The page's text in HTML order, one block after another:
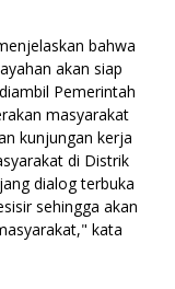
bahwa
akan siap
Pemerintah
masyarakat
kunjungan kerja
di Distrik
dialog terbuka
sehingga akan
kata